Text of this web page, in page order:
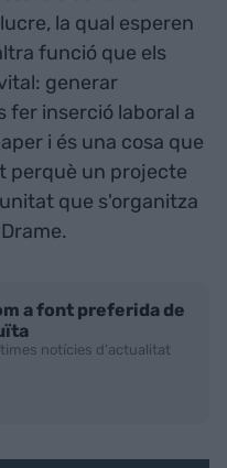
la qual esperen
funció que els
generar
fer inserció laboral a
i és una cosa que
perquè un projecte
que s'organitza
a font preferida de
notícies d'actualitat